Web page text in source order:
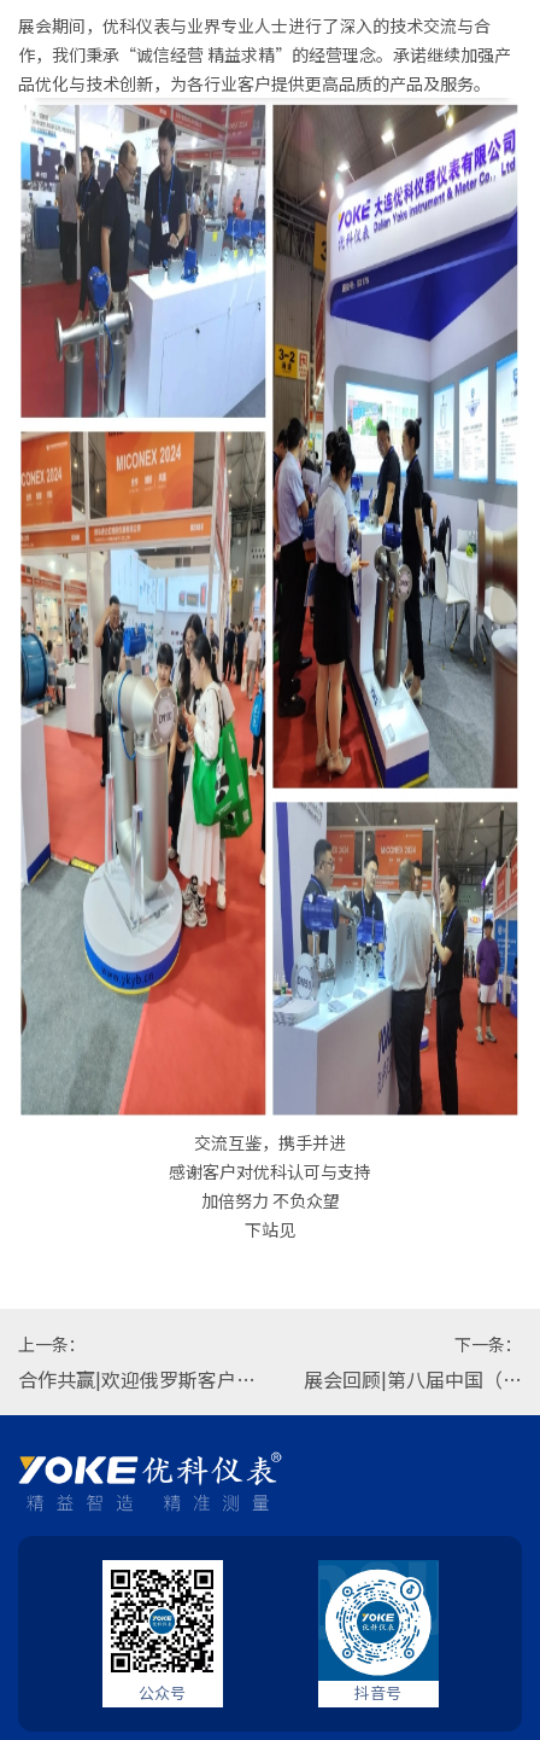
展会期间，优科仪表与业界专业人士进行了深入的技术交流与合
作，我们秉承“诚信经营 精益求精”的经营理念。承诺继续加强产
品优化与技术创新，为各行业客户提供更高品质的产品及服务。
交流互鉴，携手并进
感谢客户对优科认可与支持
加倍努力 不负众望
下站见
上一条：
合作共赢|欢迎俄罗斯客户莅
下一条：
展会回顾|第八届中国（淄
公众号 抖音号